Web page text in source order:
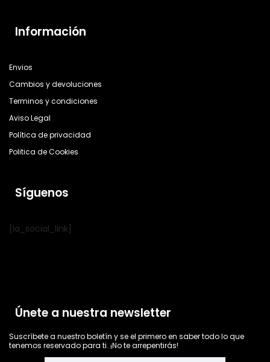
Información
Envios
Cambios y devoluciones
Terminos y condiciones
Aviso Legal
Política de privacidad
Politica de Cookies
Síguenos
[la_social_link]
Únete a nuestra newsletter
Suscríbete a nuestro boletín y se el primero en saber todo lo que
tenemos reservado para ti. ¡No te arrepentirás!